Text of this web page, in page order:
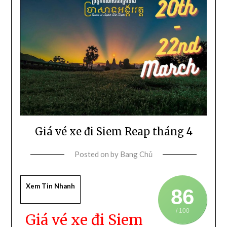
Giá vé xe đi Siem Reap tháng 4
Posted on by Bang Chủ
86
/ 100
Xem Tin Nhanh
Giá vé xe đi Siem